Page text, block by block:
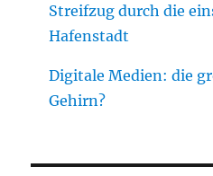
Streifzug durch die
Hafenstadt
Digitale Medien: die
Gehirn?